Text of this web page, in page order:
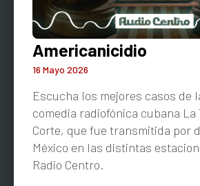
Americanicidio
16 Mayo 2026
Escucha los mejores casos de
comedia radiofónica cubana La
Corte, que fue transmitida por
México en las distintas
Radio Centro.